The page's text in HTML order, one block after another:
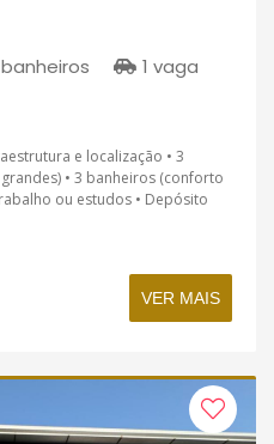
1 vaga
e localização • 3
• 3 banheiros (conforto
ou estudos • Depósito
VER MAIS